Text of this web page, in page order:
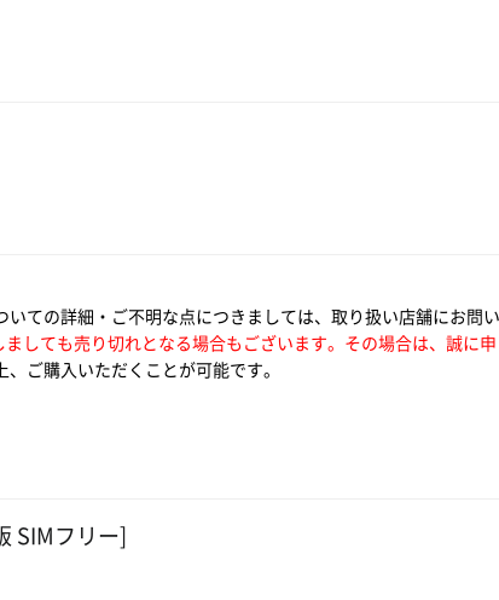
ての詳細・ご不明な点につきましては、取り扱い店舗にお問
しても売り切れとなる場合もございます。その場合は、誠に
ご購入いただくことが可能です。
SIMフリー]